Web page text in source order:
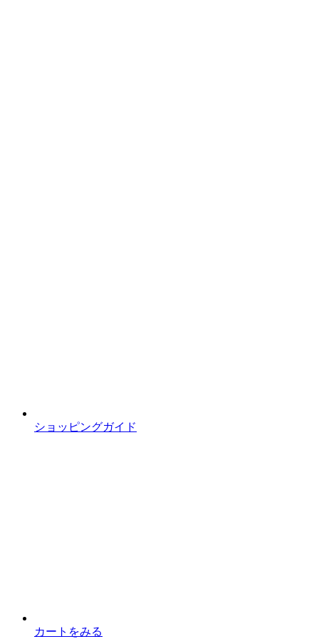
ショッピングガイド
カートをみる